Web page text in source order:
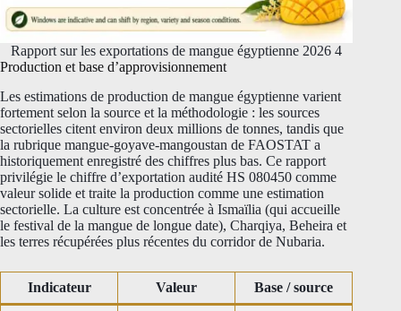
Rapport sur les exportations de mangue égyptienne 2026 4
Production et base d’approvisionnement
Les estimations de production de mangue égyptienne varient
fortement selon la source et la méthodologie : les sources
sectorielles citent environ deux millions de tonnes, tandis que
la rubrique mangue-goyave-mangoustan de FAOSTAT a
historiquement enregistré des chiffres plus bas. Ce rapport
privilégie le chiffre d’exportation audité HS 080450 comme
valeur solide et traite la production comme une estimation
sectorielle. La culture est concentrée à Ismaïlia (qui accueille
le festival de la mangue de longue date), Charqiya, Beheira et
les terres récupérées plus récentes du corridor de Nubaria.
Indicateur Valeur Base / source